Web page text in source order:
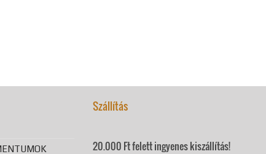
Szállítás
20.000 Ft felett ingyenes kiszállítás!